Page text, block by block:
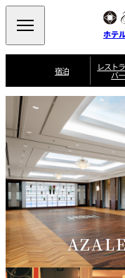
ホテ
宿泊
ゼクティブハ
ウス 禅 ザ・メイン
客室一覧 宿泊プラン一覧
ルニューオー
サービスア
ートメント 朝食のご案内
レスト
バー
ご案内
ソムリエ
ビュッフェ
VIEW & DINING
THE SKY
スイーツ
パティスリー
SATSUKI